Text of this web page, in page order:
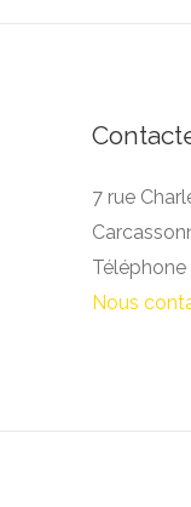
7 rue
Nous